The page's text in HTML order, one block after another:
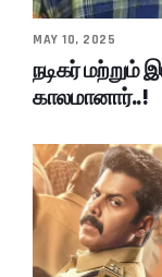
MAY 10, 2025
நடிகர் மற்றும்
காலமானார்..!